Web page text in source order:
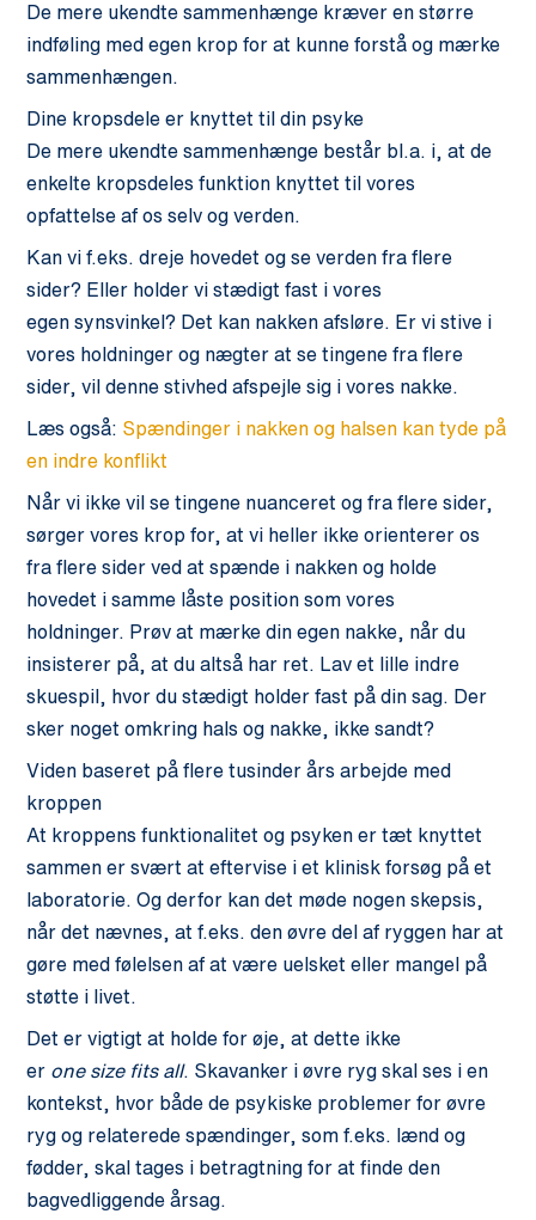
De mere ukendte sammenhænge kræver en større
indføling med egen krop for at kunne forstå og mærke
sammenhængen.
Dine kropsdele er knyttet til din psyke
De mere ukendte sammenhænge består bl.a. i, at de
enkelte kropsdeles funktion knyttet til vores
opfattelse af os selv og verden.
Kan vi f.eks. dreje hovedet og se verden fra flere
sider? Eller holder vi stædigt fast i vores
egen synsvinkel? Det kan nakken afsløre. Er vi stive i
vores holdninger og nægter at se tingene fra flere
sider, vil denne stivhed afspejle sig i vores nakke.
Læs også: Spændinger i nakken og halsen kan tyde på
en indre konflikt
Når vi ikke vil se tingene nuanceret og fra flere sider,
sørger vores krop for, at vi heller ikke orienterer os
fra flere sider ved at spænde i nakken og holde
hovedet i samme låste position som vores
holdninger. Prøv at mærke din egen nakke, når du
insisterer på, at du altså har ret. Lav et lille indre
skuespil, hvor du stædigt holder fast på din sag. Der
sker noget omkring hals og nakke, ikke sandt?
Viden baseret på flere tusinder års arbejde med
kroppen
At kroppens funktionalitet og psyken er tæt knyttet
sammen er svært at eftervise i et klinisk forsøg på et
laboratorie. Og derfor kan det møde nogen skepsis,
når det nævnes, at f.eks. den øvre del af ryggen har at
gøre med følelsen af at være uelsket eller mangel på
støtte i livet.
Det er vigtigt at holde for øje, at dette ikke
er one size fitsall. Skavanker i øvre ryg skal ses i en
kontekst, hvor både de psykiske problemer for øvre
ryg og relaterede spændinger, som f.eks. lænd og
fødder, skal tages i betragtning for at finde den
bagvedliggende årsag.